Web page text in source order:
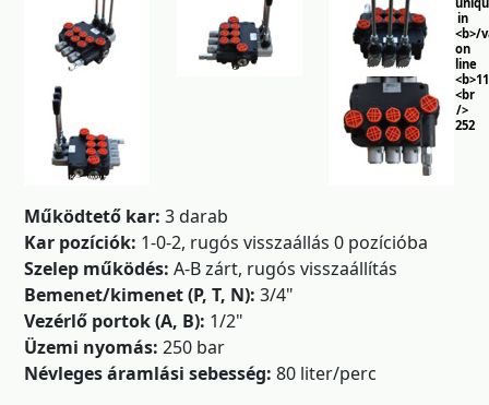
in
<b>/
on
line
<br
/>
252
Működtető kar: 3 darab
Kar pozíciók: 1-0-2, rugós visszaállás 0 pozícióba
Szelep működés: A-B zárt, rugós visszaállítás
Bemenet/kimenet (P, T, N): 3/4"
Vezérlő portok (A, B): 1/2"
Üzemi nyomás: 250 bar
Névleges áramlási sebesség: 80 liter/perc